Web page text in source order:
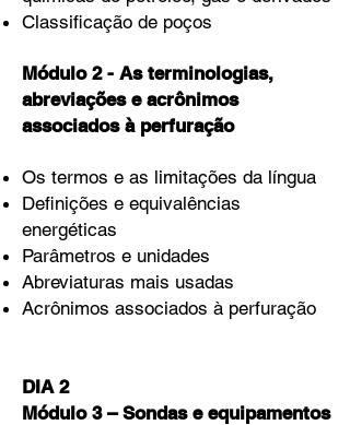
Classificação de poços
Módulo 2 - As terminologias,
abreviações e acrônimos
associados à perfuração
Os termos e as limitações da língua
Definições e equivalências
energéticas
Parâmetros e unidades
Abreviaturas mais usadas
Acrônimos associados à perfuração
DIA 2
Módulo 3 – Sondas e equipamentos